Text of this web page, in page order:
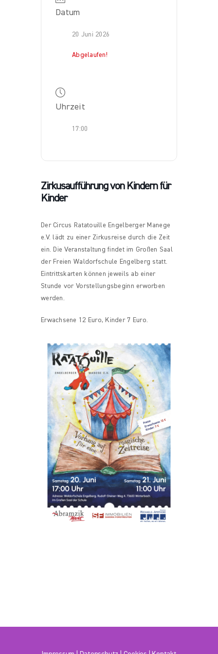
Datum
20 Juni 2026
Abgelaufen!
Uhrzeit
17:00
Zirkusaufführung von Kindern für
Kinder
Der Circus Ratatouille Engelberger Manege
e.V. lädt zu einer Zirkusreise durch die Zeit
ein. Die Veranstaltung findet im Großen Saal
der Freien Waldorfschule Engelberg statt.
Eintrittskarten können jeweils ab einer
Stunde vor Vorstellungsbeginn erworben
werden.
Erwachsene 12 Euro, Kinder 7 Euro.